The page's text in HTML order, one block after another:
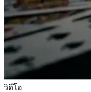
วิดีโอ